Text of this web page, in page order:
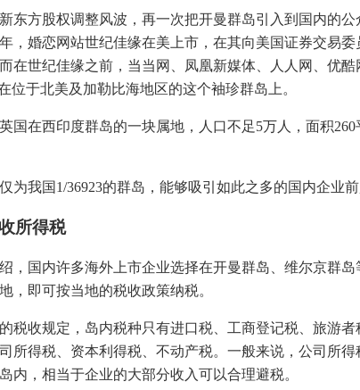
东方股权调整风波，再一次把开曼群岛引入到国内的
，婚恋网站世纪佳缘在美上市，在其向美国证券交易
在世纪佳缘之前，当当网、凤凰新媒体、人人网、优
位于北美及加勒比海地区的这个袖珍群岛上。
国在西印度群岛的一块属地，人口不足5万人，面积
为我国1/36923的群岛，能够吸引如此之多的国内企业
所得税
，国内许多海外上市企业选择在开曼群岛、维尔京群
，即可按当地的税收政策纳税。
税收规定，岛内税种只有进口税、工商登记税、旅游
所得税、资本利得税、不动产税。一般来说，公司所
内，相当于企业的大部分收入可以合理避税。